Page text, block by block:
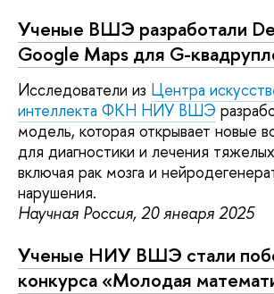
Ученые ВШЭ разработали
Google Maps для G-
Исследователи из Центра
интеллекта ФКН НИУ ВШЭ
модель, которая открывает новые
для диагностики и лечения
включая рак мозга и
нарушения.
Научная Россия, 20 января 2025
Ученые НИУ ВШЭ стали
конкурса «Молодая